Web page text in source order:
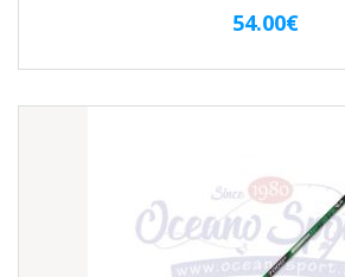
54.00€